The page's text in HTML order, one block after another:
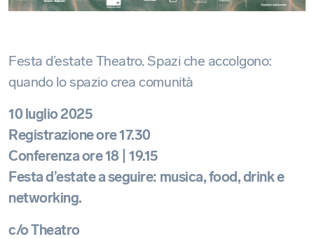
Festa d’estate Theatro. Spazi che accolgono:
quando lo spazio crea comunità
10 luglio 2025
Registrazione ore 17.30
Conferenza ore 18 | 19.15
Festa d’estate a seguire: musica, food, drink e
networking.
c/o Theatro